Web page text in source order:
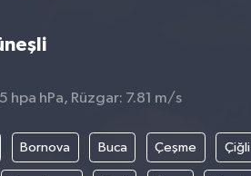
hpa hPa, Rüzgar: 7.81 m/s
Bornova Buca Çeşme Çiğli